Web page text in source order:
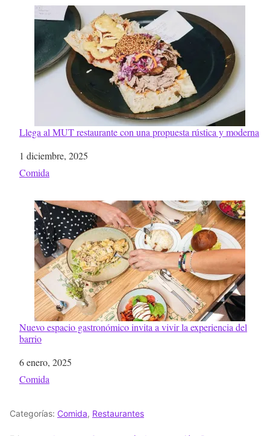
Llega al MUT restaurante con una propuesta rústica y moderna
Fecha
1 diciembre, 2025
Respecto a
Comida
Nuevo espacio gastronómico invita a vivir la experiencia del
barrio
Fecha
6 enero, 2025
Respecto a
Comida
Categorías: Comida, Restaurantes